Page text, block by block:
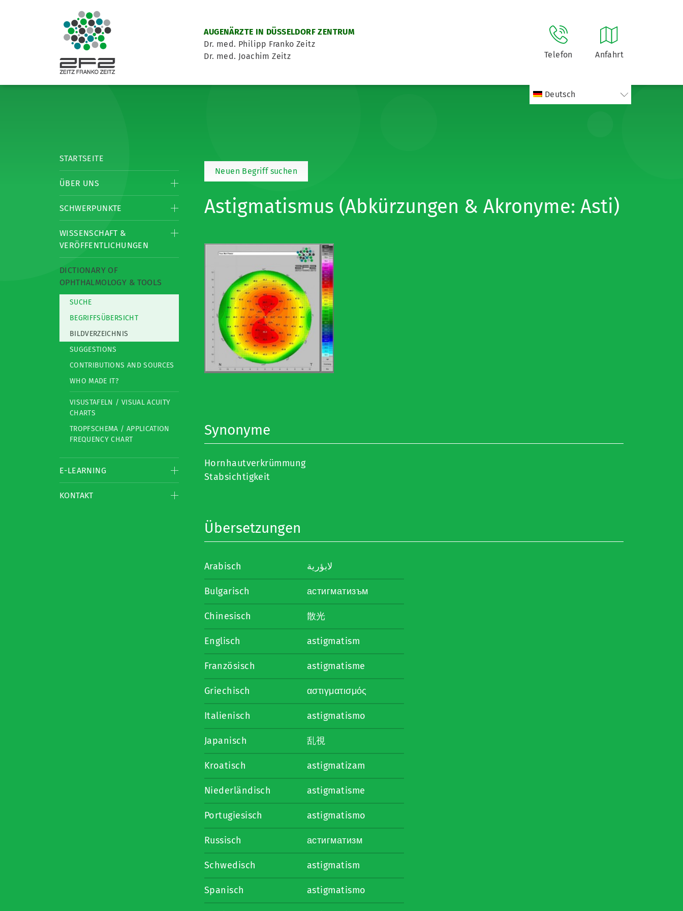
AUGENÄRZTE IN DÜSSELDORF ZENTRUM
Dr. med. Philipp Franko Zeitz
Dr. med. Joachim Zeitz
Telefon Anfahrt
Deutsch
STARTSEITE
ÜBER UNS
SCHWERPUNKTE
WISSENSCHAFT &
VERÖFFENTLICHUNGEN
DICTIONARY OF
OPHTHALMOLOGY & TOOLS
SUCHE
BEGRIFFSÜBERSICHT
BILDVERZEICHNIS
SUGGESTIONS
CONTRIBUTIONS AND SOURCES
WHO MADE IT?
VISUSTAFELN / VISUAL ACUITY
CHARTS
TROPFSCHEMA / APPLICATION
FREQUENCY CHART
E-LEARNING
KONTAKT
Neuen Begriff suchen
Astigmatismus (Abkürzungen & Akronyme: Asti)
Synonyme
Hornhautverkrümmung
Stabsichtigkeit
Übersetzungen
Arabisch لابؤرية
Bulgarisch астигматизъм
Chinesisch 散光
Englisch astigmatism
Französisch astigmatisme
Griechisch αστιγματισμός
Italienisch astigmatismo
Japanisch 乱視
Kroatisch astigmatizam
Niederländisch astigmatisme
Portugiesisch astigmatismo
Russisch астигматизм
Schwedisch astigmatism
Spanisch astigmatismo